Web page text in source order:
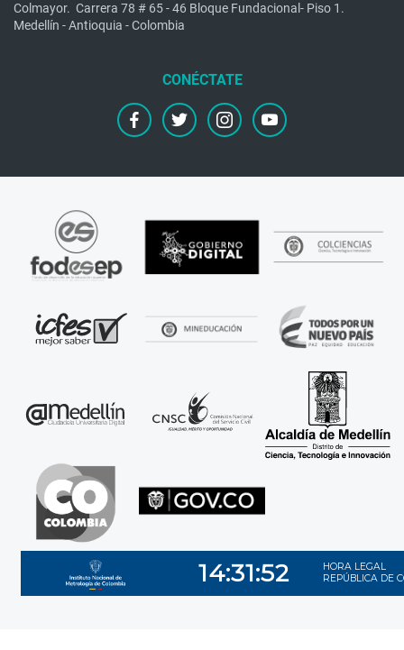
Colmayor. Carrera 78 # 65 - 46 Bloque Fundacional- Piso 1.
Medellín - Antioquia - Colombia
facebooktwitter instagramyoutube